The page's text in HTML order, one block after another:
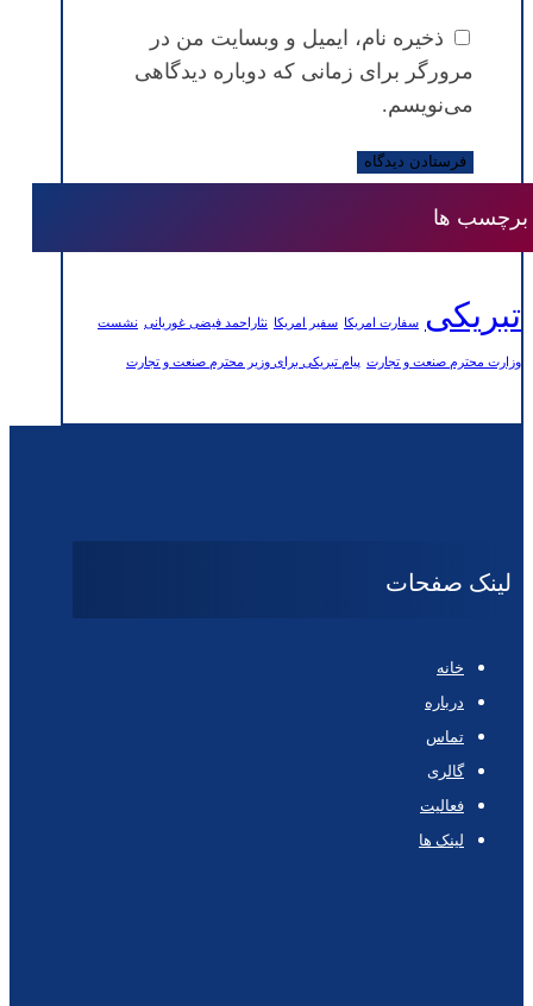
ذخیره نام، ایمیل و وبسایت من در
مرورگر برای زمانی که دوباره دیدگاهی
می‌نویسم.
برچسب ها
تبریکی سفارت امریکا سفیر امریکا نثاراحمد فیضی غوریانی نشست
وزارت محترم صنعت و تجارت پیام تبریکی برای وزیر محترم صنعت و تجارت
لینک صفحات
خانه
درباره
تماس
گالری
فعالیت
لینک ها